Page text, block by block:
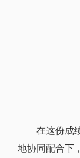
在这份成
地协同配合下